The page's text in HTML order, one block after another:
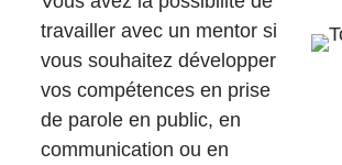
travailler avec un mentor si
vous souhaitez développer
vos compétences en prise
de parole en public, en
communication ou en